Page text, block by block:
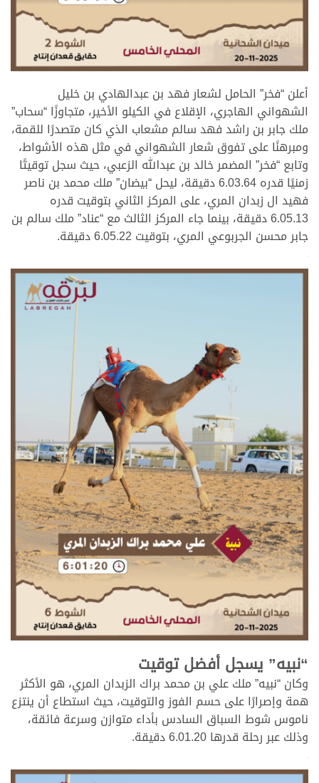
أعلن “فخر” الحامل لشعار فهد بن عبدالهادي بن خليل
الشهواني الهاجري، الإقلاع في الكيلو الأخير، متجاوزًا “سحاب”
ملك جابر بن راشد فهد سالم مشعاب الذي كان متصدرًا للقمة،
ومبرهنًا على تفوق شعار الشهواني في مثل هذه الأشواط،
وتابع “فخر” المضمر خالد بن عبدالله الزعبي، حيث سجل توقيتًا
زمنيًا قدره 6.03.64 دقيقة، ليحل “بيضان” ملك محمد بن ناصر
فهيد ال زبدان المري، على المركز الثاني بتوقيت قدره
6.05.13 دقيقة، بينما جاء المركز الثالث مع “عناد” ملك سالم بن
جابر محسن الجربوعي المري، بتوقيت 6.05.22 دقيقة.
“نبيه” يسجل أفضل توقيت
وكان “نبيه” ملك علي بن محمد براك الزبدان المري، هو الأكثر
همة وإصرارًا على حسم الفوز والتوقيت، حيث استطاع أن ينتزع
ناموس شوط السباق السادس بأداء متوازن وسرعة فائقة،
وذلك عبر رحلة قدرها 6.01.20 دقيقة.